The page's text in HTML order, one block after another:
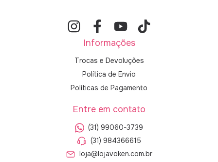
Informações
Trocas e Devoluções
Política de Envio
Políticas de Pagamento
Entre em contato
(31) 99060-3739
(31) 984366615
loja@lojavoken.com.br